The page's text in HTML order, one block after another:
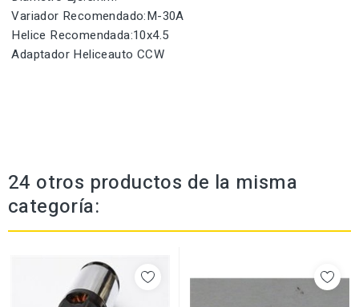
Variador Recomendado:M-30A
Helice Recomendada:10x4.5
Adaptador Heliceauto CCW
24 otros productos de la misma
categoría: